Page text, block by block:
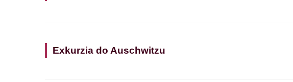
Exkurzia do Auschwitzu